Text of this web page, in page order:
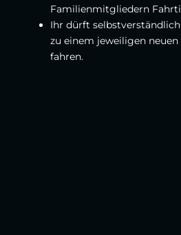
Familienmitgliedern
Ihr dürft
zu einem jeweiligen
fahren.